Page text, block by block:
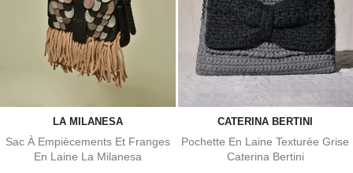
LA MILANESA
Sac À Empiècements Et Franges
En Laine La Milanesa
CATERINA BERTINI
Pochette En Laine Texturée Grise
Caterina Bertini